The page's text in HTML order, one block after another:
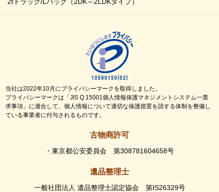
当社は2022年10月にプライバシーマークを取得しました。
プライバシーマークは「JIS Q 15001個人情報保護マネジメントシステム一票
求事項」に適合して、個人情報について適切な保護措置を請する体制を整備し
ている事業者に付与されるものです。
古物商許可
・東京都公安委員会 第308781604658号
遺品整理士
一般社団法人 遺品整理士認定協会 第IS26329号